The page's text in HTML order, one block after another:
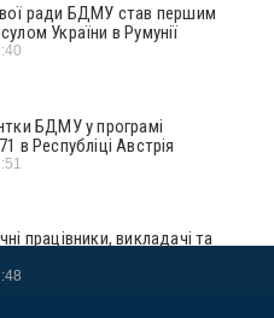
ради БДМУ став першим
України в Румунії
БДМУ у програмі
в Республіці Австрія
працівники, викладачі та